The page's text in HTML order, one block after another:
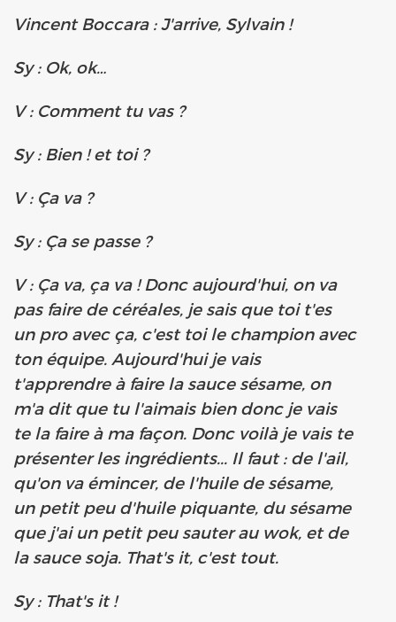
Vincent Boccara : J'arrive, Sylvain !
Sy : Ok, ok…
V : Comment tu vas ?
Sy : Bien ! et toi ?
V : Ça va ?
Sy : Ça se passe ?
V : Ça va, ça va ! Donc aujourd'hui, on va
pas faire de céréales, je sais que toi t'es
un pro avec ça, c'est toi le champion avec
ton équipe. Aujourd'hui je vais
t'apprendre à faire la sauce sésame, on
m'a dit que tu l'aimais bien donc je vais
te la faire à ma façon. Donc voilà je vais te
présenter les ingrédients... Il faut : de l'ail,
qu'on va émincer, de l'huile de sésame,
un petit peu d'huile piquante, du sésame
que j'ai un petit peu sauter au wok, et de
la sauce soja. That's it, c'est tout.
Sy : That's it !